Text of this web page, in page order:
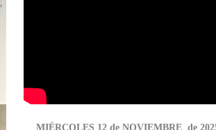
MIÉRCOLES 12 de NOVIEMBRE de